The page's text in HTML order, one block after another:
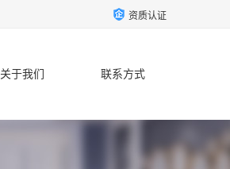
资质认证
关于我们 联系方式